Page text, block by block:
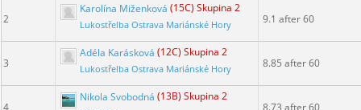
2
Karolína Miženková (15C) Skupina 2
Lukostřelba Ostrava Mariánské Hory 9.1 after 60
3
Adéla Karásková (12C) Skupina 2
Lukostřelba Ostrava Mariánské Hory 8.85 after 60
Nikola Svobodná (13B) Skupina 2